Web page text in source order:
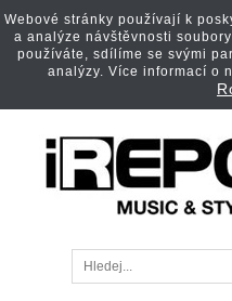
Webové stránky používají k
a analýze návštěvnosti
používáte, sdílíme se svými
analýzy. Více informací o